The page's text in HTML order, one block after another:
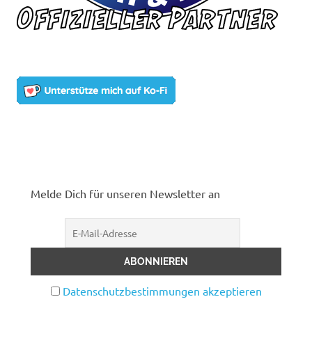
Melde Dich für unseren Newsletter an
Datenschutzbestimmungen akzeptieren